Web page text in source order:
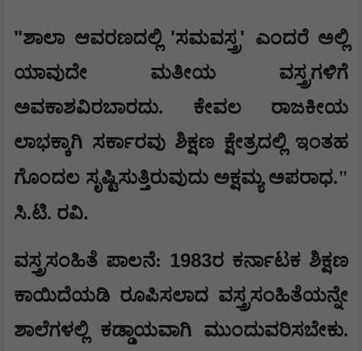
​"ಶಾಲಾ ಆವರಣದಲ್ಲಿ 'ಸಮವಸ್ತ್ರ' ಎಂದರೆ ಅಲ್ಲಿ
ಯಾವುದೇ ಮತೀಯ ವಸ್ತ್ರಗಳಿಗೆ
ಅವಕಾಶವಿರಬಾರದು. ಕೇವಲ ರಾಜಕೀಯ
ಲಾಭಕ್ಕಾಗಿ ಸರ್ಕಾರವು ಶಿಕ್ಷಣ ಕ್ಷೇತ್ರದಲ್ಲಿ ಇಂತಹ
ಗೊಂದಲ ಸೃಷ್ಟಿಸುತ್ತಿರುವುದು ಅಕ್ಷಮ್ಯ ಅಪರಾಧ."
ಸಿ.ಟಿ. ರವಿ.
​​ವಸ್ತ್ರಸಂಹಿತೆ ಪಾಲನೆ: 1983ರ ಕರ್ನಾಟಕ ಶಿಕ್ಷಣ
ಕಾಯಿದೆಯಡಿ ರೂಪಿಸಲಾದ ವಸ್ತ್ರಸಂಹಿತೆಯನ್ನೇ
ಶಾಲೆಗಳಲ್ಲಿ ಕಡ್ಡಾಯವಾಗಿ ಮುಂದುವರಿಸಬೇಕು.​